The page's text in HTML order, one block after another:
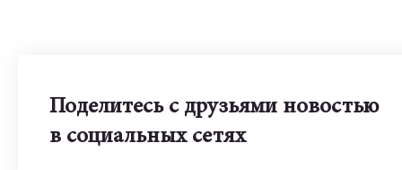
Поделитесь с друзьями новостью
в социальных сетях